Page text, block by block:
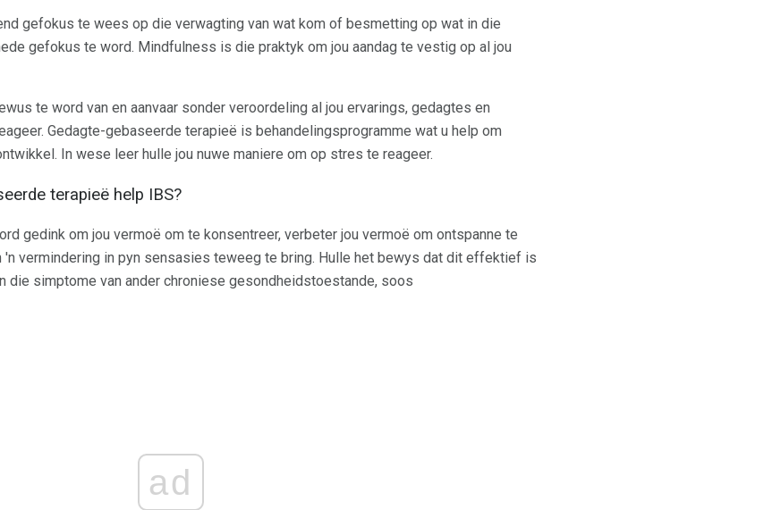
gefokus te wees op die verwagting van wat kom of besmetting op wat in die
gefokus te word. Mindfulness is die praktyk om jou aandag te vestig op al jou
te word van en aanvaar sonder veroordeling al jou ervarings, gedagtes en
Gedagte-gebaseerde terapieë is behandelingsprogramme wat u help om
In wese leer hulle jou nuwe maniere om op stres te reageer.
terapieë help IBS?
gedink om jou vermoë om te konsentreer, verbeter jou vermoë om ontspanne te
vermindering in pyn sensasies teweeg te bring. Hulle het bewys dat dit effektief is
die simptome van ander chroniese gesondheidstoestande, soos
ad